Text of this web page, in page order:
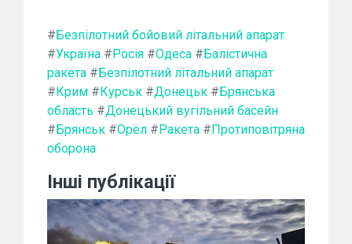
# Безпілотний бойовий літальний апарат
#Україна # Росія #Одеса # Балістична
ракета # Безпілотний літальний апарат
# Крим # Курськ #Донецьк # Брянська
область #Донецький вугільний басейн
# Брянськ #Орёл # Ракета # Протиповітряна
оборона
Інші публікації